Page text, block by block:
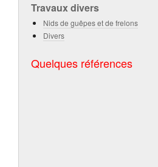
Travaux divers
Nids de guêpes et de frelons
Divers
Quelques références